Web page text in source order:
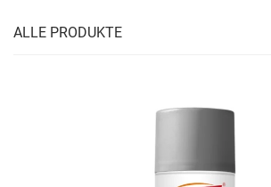
ALLE PRODUKTE